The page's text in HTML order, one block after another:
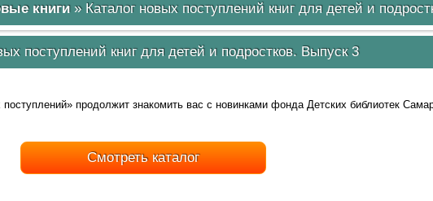
книги» Каталог новых поступлений книг для детей и
поступлений книг для детей и подростков. Выпуск 3
поступлений» продолжит знакомить вас с новинками фонда Детских библиотек
Смотреть каталог